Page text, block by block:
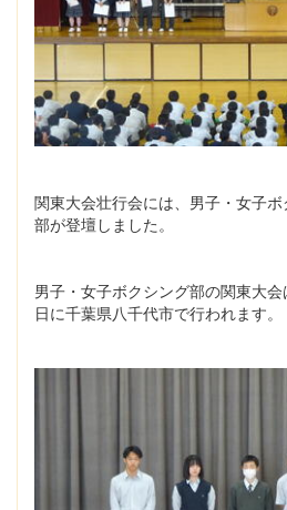
関東大会壮行会には、男子・女子
部が登壇しました。
男子・女子ボクシング部の関東大
日に千葉県八千代市で行われます。